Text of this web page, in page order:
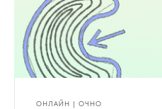
ОНЛАЙН | ОЧНО